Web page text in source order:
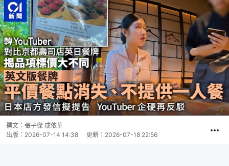
撰文： 張子傑 成依華
出版： 2026-07-14 14:38 更新： 2026-07-18 22:56